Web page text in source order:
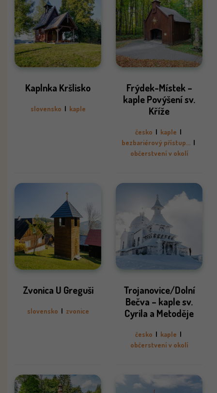
Kaplnka Kršlisko
slovensko kaple
Frýdek-Místek –
kaple Povýšení sv.
Kříže
česko kaple
bezbariérový přístup...
občerstvení v okolí
Zvonica U Greguši
slovensko zvonice
Trojanovice/Dolní
Bečva – kaple sv.
Cyrila a Metoděje
česko kaple
občerstvení v okolí